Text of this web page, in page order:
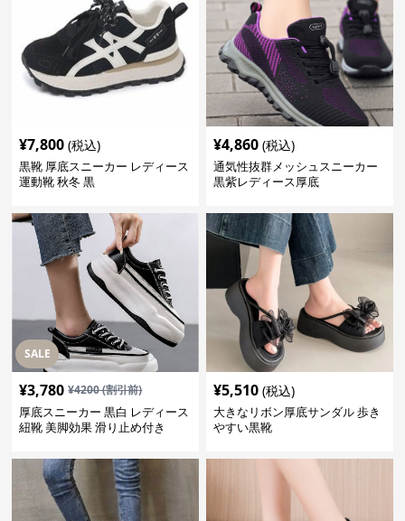
¥7,800 (税込)
黒靴 厚底スニーカー レディース
運動靴 秋冬 黒
¥4,860 (税込)
通気性抜群メッシュスニーカー
黒紫レディース厚底
SALE
¥3,780 ¥4200(割引前)
厚底スニーカー 黒白 レディース
紐靴 美脚効果 滑り止め付き
¥5,510 (税込)
大きなリボン厚底サンダル 歩き
やすい黒靴